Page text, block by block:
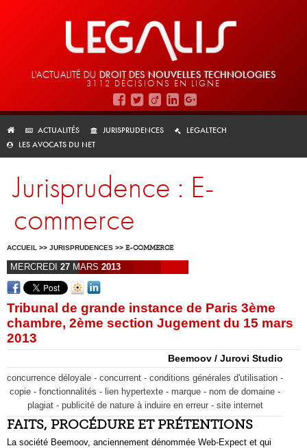
L'ACTUALITÉ DU DROIT DES NOUVELLES TECHNOLOGIES
3112 DÉCISIONS EN LIGNE
ACTUALITÉS JURISPRUDENCES
LEGALTECH
LES AVOCATS DU NET
Jurisprudence : E-
commerce
ACCUEIL >> JURISPRUDENCES >> E-COMMERCE
MERCREDI 27 MARS 2013
Tribunal de grande instance de Paris 3ème
chambre, 2ème section Jugement du 15 mars
2013
Beemoov / Jurovi Studio
concurrence déloyale - concurrent - conditions générales d'utilisation -
copie - fonctionnalités - lien hypertexte - marque - nom de domaine -
plagiat - publicité de nature à induire en erreur - site internet
FAITS, PROCÉDURE ET PRÉTENTIONS
La société Beemoov, anciennement dénommée Web-Expect et qui